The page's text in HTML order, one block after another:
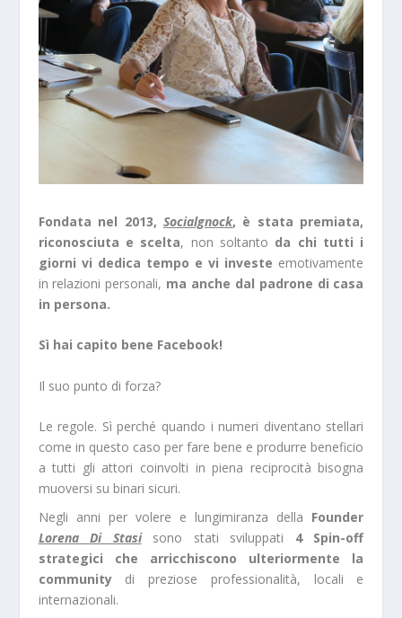
Fondata nel 2013, Socialgnock, è stata premiata,
riconosciuta e scelta, non soltanto da chi tutti i
giorni vi dedica tempo e vi investe emotivamente
in relazioni personali, ma anche dal padrone di casa
in persona.
Sì hai capito bene Facebook!
Il suo punto di forza?
Le regole. Sì perché quando i numeri diventano stellari
come in questo caso per fare bene e produrre beneficio
a tutti gli attori coinvolti in piena reciprocità bisogna
muoversi su binari sicuri.
Negli anni per volere e lungimiranza della Founder
Lorena Di Stasisono stati sviluppati 4 Spin-off
strategici che arricchiscono ulteriormente la
communitydi preziose professionalità, locali e
internazionali.